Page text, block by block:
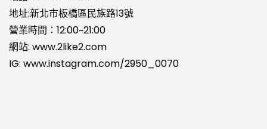
品
頁
面
選
擇
地址:新北市板橋區民族路13號
營業時間：12:00~21:00
網站: www.2like2.com
IG: www.instagram.com/2950_0070